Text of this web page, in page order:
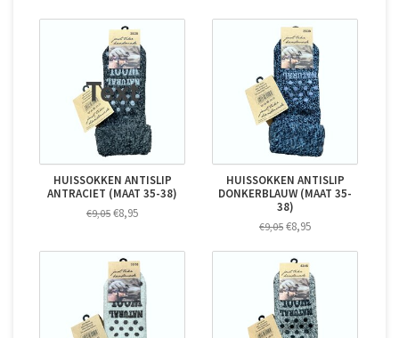
HUISSOKKEN ANTISLIP
ANTRACIET (MAAT 35-38)
€9,05 €8,95
HUISSOKKEN ANTISLIP
DONKERBLAUW (MAAT 35-
38)
€9,05 €8,95